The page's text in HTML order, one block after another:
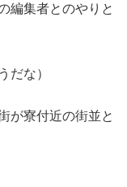
編集者とのやりと
だな）
が寮付近の街並と